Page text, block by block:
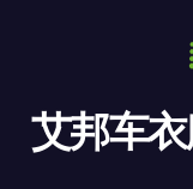
艾邦车